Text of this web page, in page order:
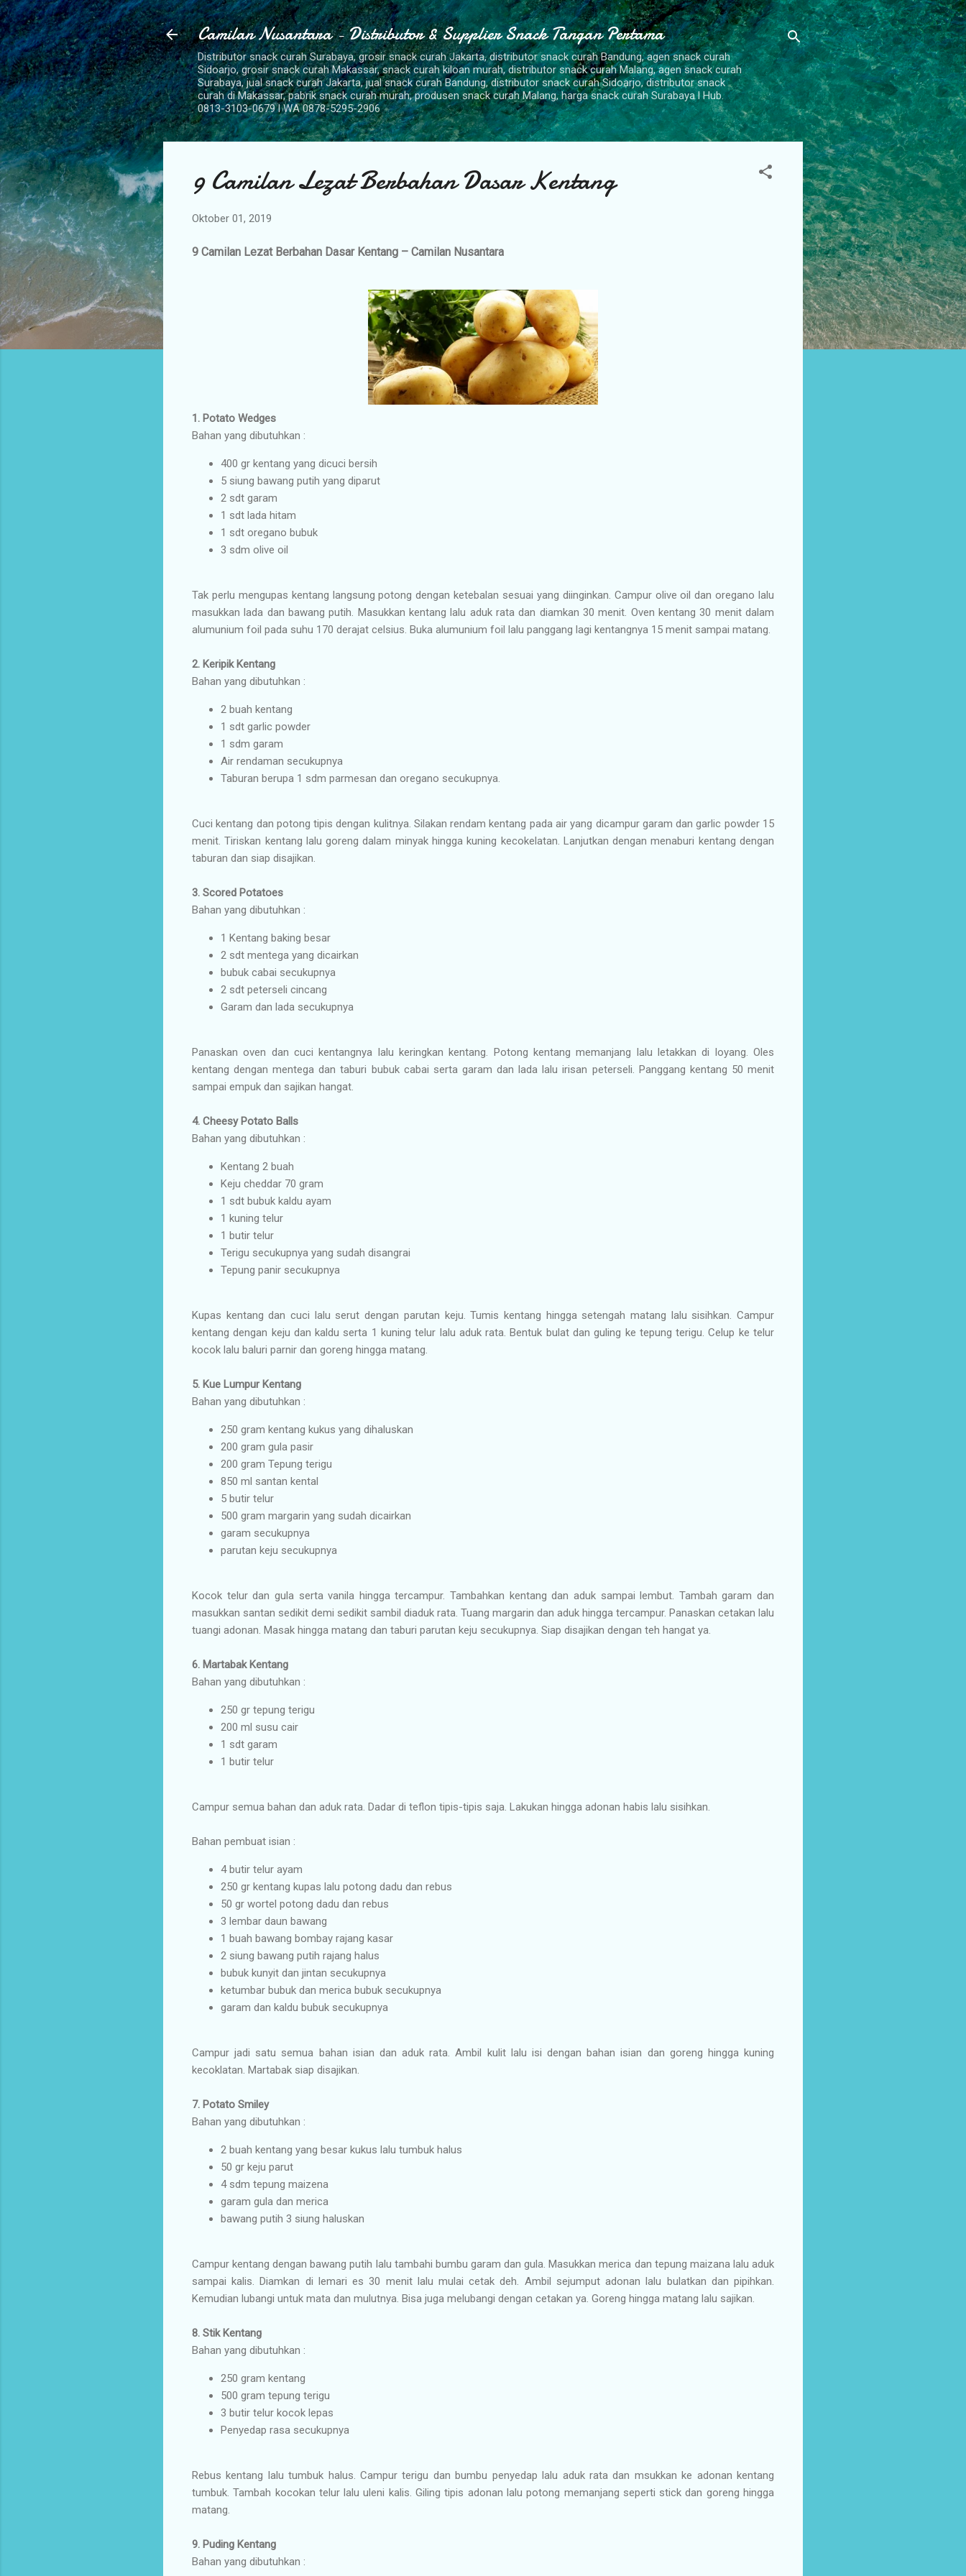
Langsung ke konten utama
Camilan Nusantara - Distributor & Supplier Snack Tangan Pertama
Distributor snack curah Surabaya, grosir snack curah Jakarta, distributor snack curah Bandung, agen snack curah
Sidoarjo, grosir snack curah Makassar, snack curah kiloan murah, distributor snack curah Malang, agen snack curah
Surabaya, jual snack curah Jakarta, jual snack curah Bandung, distributor snack curah Sidoarjo, distributor snack
curah di Makassar, pabrik snack curah murah, produsen snack curah Malang, harga snack curah Surabaya l Hub.
0813-3103-0679 l WA 0878-5295-2906
9 Camilan Lezat Berbahan Dasar Kentang
Oktober 01, 2019
9 Camilan Lezat Berbahan Dasar Kentang – Camilan Nusantara
1. Potato Wedges
Bahan yang dibutuhkan :
400 gr kentang yang dicuci bersih
5 siung bawang putih yang diparut
2 sdt garam
1 sdt lada hitam
1 sdt oregano bubuk
3 sdm olive oil
Tak perlu mengupas kentang langsung potong dengan ketebalan sesuai yang diinginkan. Campur olive oil dan oregano lalu
masukkan lada dan bawang putih. Masukkan kentang lalu aduk rata dan diamkan 30 menit. Oven kentang 30 menit dalam
alumunium foil pada suhu 170 derajat celsius. Buka alumunium foil lalu panggang lagi kentangnya 15 menit sampai matang.
2. Keripik Kentang
Bahan yang dibutuhkan :
2 buah kentang
1 sdt garlic powder
1 sdm garam
Air rendaman secukupnya
Taburan berupa 1 sdm parmesan dan oregano secukupnya.
Cuci kentang dan potong tipis dengan kulitnya. Silakan rendam kentang pada air yang dicampur garam dan garlic powder 15
menit. Tiriskan kentang lalu goreng dalam minyak hingga kuning kecokelatan. Lanjutkan dengan menaburi kentang dengan
taburan dan siap disajikan.
3. Scored Potatoes
Bahan yang dibutuhkan :
1 Kentang baking besar
2 sdt mentega yang dicairkan
bubuk cabai secukupnya
2 sdt peterseli cincang
Garam dan lada secukupnya
Panaskan oven dan cuci kentangnya lalu keringkan kentang. Potong kentang memanjang lalu letakkan di loyang. Oles
kentang dengan mentega dan taburi bubuk cabai serta garam dan lada lalu irisan peterseli. Panggang kentang 50 menit
sampai empuk dan sajikan hangat.
4. Cheesy Potato Balls
Bahan yang dibutuhkan :
Kentang 2 buah
Keju cheddar 70 gram
1 sdt bubuk kaldu ayam
1 kuning telur
1 butir telur
Terigu secukupnya yang sudah disangrai
Tepung panir secukupnya
Kupas kentang dan cuci lalu serut dengan parutan keju. Tumis kentang hingga setengah matang lalu sisihkan. Campur
kentang dengan keju dan kaldu serta 1 kuning telur lalu aduk rata. Bentuk bulat dan guling ke tepung terigu. Celup ke telur
kocok lalu baluri parnir dan goreng hingga matang.
5. Kue Lumpur Kentang
Bahan yang dibutuhkan :
250 gram kentang kukus yang dihaluskan
200 gram gula pasir
200 gram Tepung terigu
850 ml santan kental
5 butir telur
500 gram margarin yang sudah dicairkan
garam secukupnya
parutan keju secukupnya
Kocok telur dan gula serta vanila hingga tercampur. Tambahkan kentang dan aduk sampai lembut. Tambah garam dan
masukkan santan sedikit demi sedikit sambil diaduk rata. Tuang margarin dan aduk hingga tercampur. Panaskan cetakan lalu
tuangi adonan. Masak hingga matang dan taburi parutan keju secukupnya. Siap disajikan dengan teh hangat ya.
6. Martabak Kentang
Bahan yang dibutuhkan :
250 gr tepung terigu
200 ml susu cair
1 sdt garam
1 butir telur
Campur semua bahan dan aduk rata. Dadar di teflon tipis-tipis saja. Lakukan hingga adonan habis lalu sisihkan.
Bahan pembuat isian :
4 butir telur ayam
250 gr kentang kupas lalu potong dadu dan rebus
50 gr wortel potong dadu dan rebus
3 lembar daun bawang
1 buah bawang bombay rajang kasar
2 siung bawang putih rajang halus
bubuk kunyit dan jintan secukupnya
ketumbar bubuk dan merica bubuk secukupnya
garam dan kaldu bubuk secukupnya
Campur jadi satu semua bahan isian dan aduk rata. Ambil kulit lalu isi dengan bahan isian dan goreng hingga kuning
kecoklatan. Martabak siap disajikan.
7. Potato Smiley
Bahan yang dibutuhkan :
2 buah kentang yang besar kukus lalu tumbuk halus
50 gr keju parut
4 sdm tepung maizena
garam gula dan merica
bawang putih 3 siung haluskan
Campur kentang dengan bawang putih lalu tambahi bumbu garam dan gula. Masukkan merica dan tepung maizana lalu aduk
sampai kalis. Diamkan di lemari es 30 menit lalu mulai cetak deh. Ambil sejumput adonan lalu bulatkan dan pipihkan.
Kemudian lubangi untuk mata dan mulutnya. Bisa juga melubangi dengan cetakan ya. Goreng hingga matang lalu sajikan.
8. Stik Kentang
Bahan yang dibutuhkan :
250 gram kentang
500 gram tepung terigu
3 butir telur kocok lepas
Penyedap rasa secukupnya
Rebus kentang lalu tumbuk halus. Campur terigu dan bumbu penyedap lalu aduk rata dan msukkan ke adonan kentang
tumbuk. Tambah kocokan telur lalu uleni kalis. Giling tipis adonan lalu potong memanjang seperti stick dan goreng hingga
matang.
9. Puding Kentang
Bahan yang dibutuhkan :